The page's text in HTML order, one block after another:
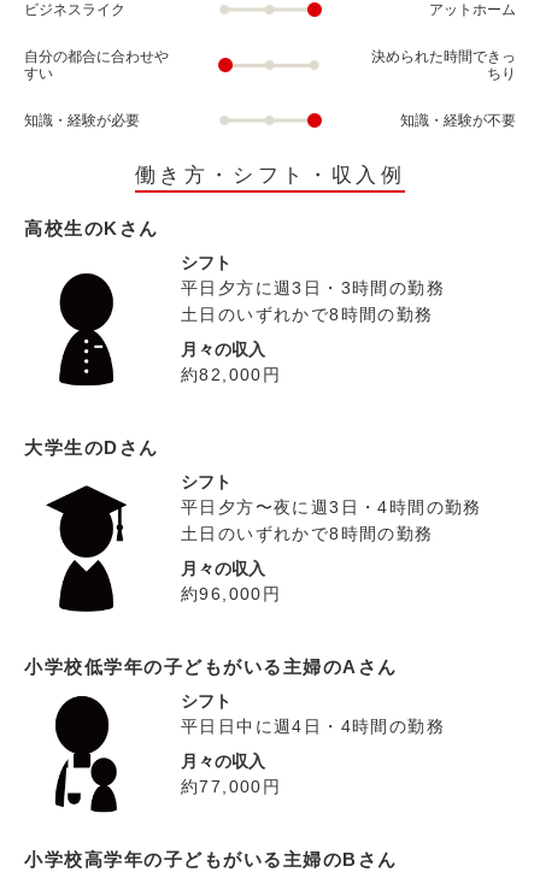
ビジネスライク アットホーム
自分の都合に合わせや
すい
決められた時間できっ
ちり
知識・経験が必要 知識・経験が不要
働き方・シフト・収入例
高校生のKさん
シフト
平日夕方に週3日・3時間の勤務
土日のいずれかで8時間の勤務
月々の収入
約82,000円
大学生のDさん
シフト
平日夕方〜夜に週3日・4時間の勤務
土日のいずれかで8時間の勤務
月々の収入
約96,000円
小学校低学年の子どもがいる主婦のAさん
シフト
平日日中に週4日・4時間の勤務
月々の収入
約77,000円
小学校高学年の子どもがいる主婦のBさん